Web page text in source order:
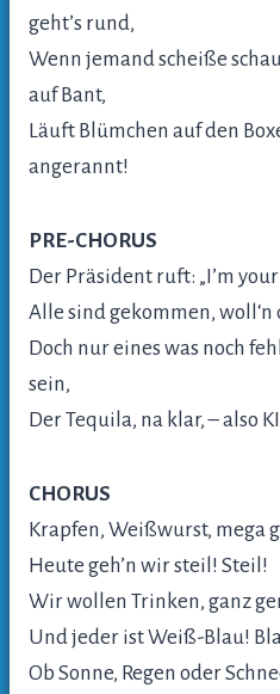
geht’s rund,
Wenn jemand scheiße
auf Bant,
Läuft Blümchen auf den
angerannt!
PRE-CHORUS
Der Präsident ruft: „I’m
Alle sind gekommen, woll‘n
Doch nur eines was noch
sein,
Der Tequila, na klar, – also
CHORUS
Krapfen, Weißwurst, mega
Heute geh’n wir steil! Steil!
Wir wollen Trinken, ganz
Und jeder ist Weiß-Blau!
Ob Sonne, Regen oder